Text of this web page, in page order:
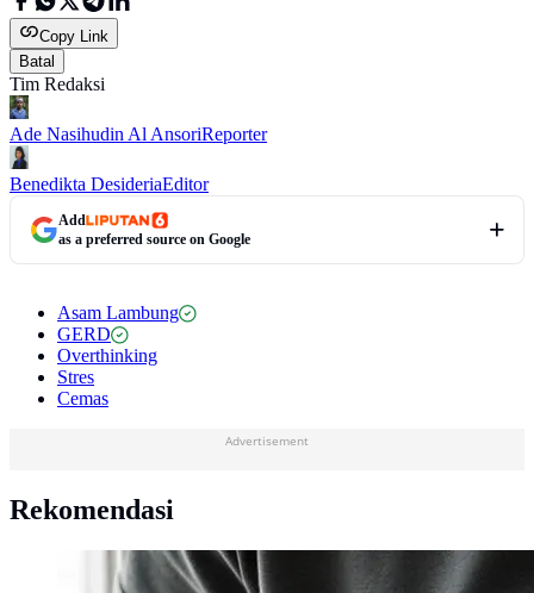
Copy Link
Batal
Tim Redaksi
Ade Nasihudin Al AnsoriReporter
Benedikta DesideriaEditor
Add
as a preferred source on Google
Asam Lambung
GERD
Overthinking
Stres
Cemas
Advertisement
Rekomendasi